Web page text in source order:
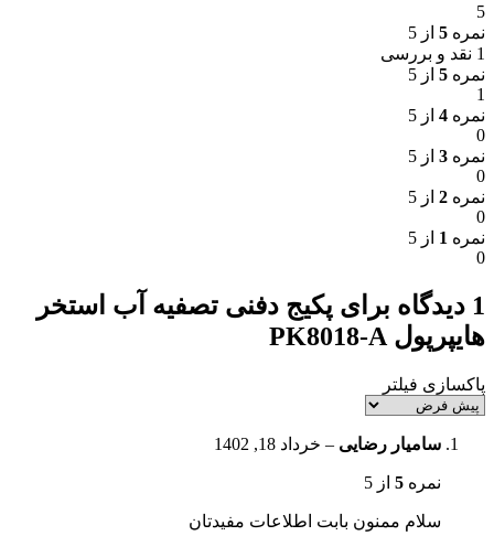
5
نمره 5از 5
1 نقد و بررسی
نمره 5از 5
1
نمره 4از 5
0
نمره 3از 5
0
نمره 2از 5
0
نمره 1از 5
0
1 دیدگاه برای
پکیج دفنی تصفیه آب استخر
هایپرپول PK8018-A
پاکسازی فیلتر
سامیار رضایی – خرداد 18, 1402
نمره 5از 5
سلام ممنون بابت اطلاعات مفیدتان